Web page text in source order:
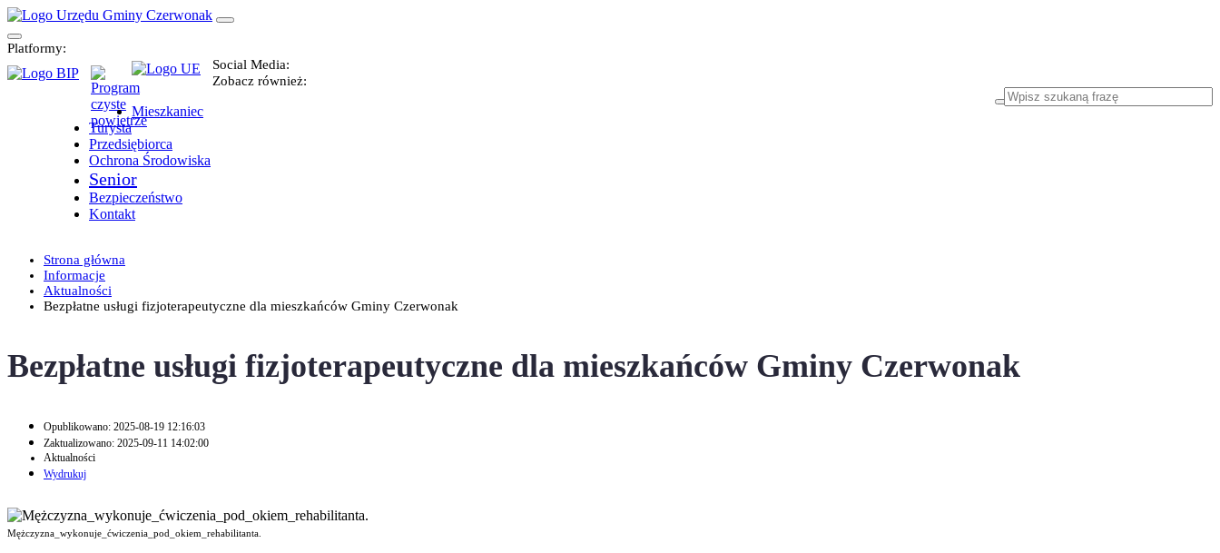
Platformy:
Social Media:
Zobacz również:
Mieszkaniec
Turysta
Przedsiębiorca
Ochrona Środowiska
Senior
Bezpieczeństwo
Kontakt
Strona główna
Informacje
Aktualności
Bezpłatne usługi fizjoterapeutyczne dla mieszkańców Gminy Czerwonak
Bezpłatne usługi fizjoterapeutyczne dla mieszkańców Gminy Czerwonak
Opublikowano: 2025-08-19 12:16:03
Zaktualizowano: 2025-09-11 14:02:00
Aktualności
Wydrukuj
Mężczyzna_wykonuje_ćwiczenia_pod_okiem_rehabilitanta.